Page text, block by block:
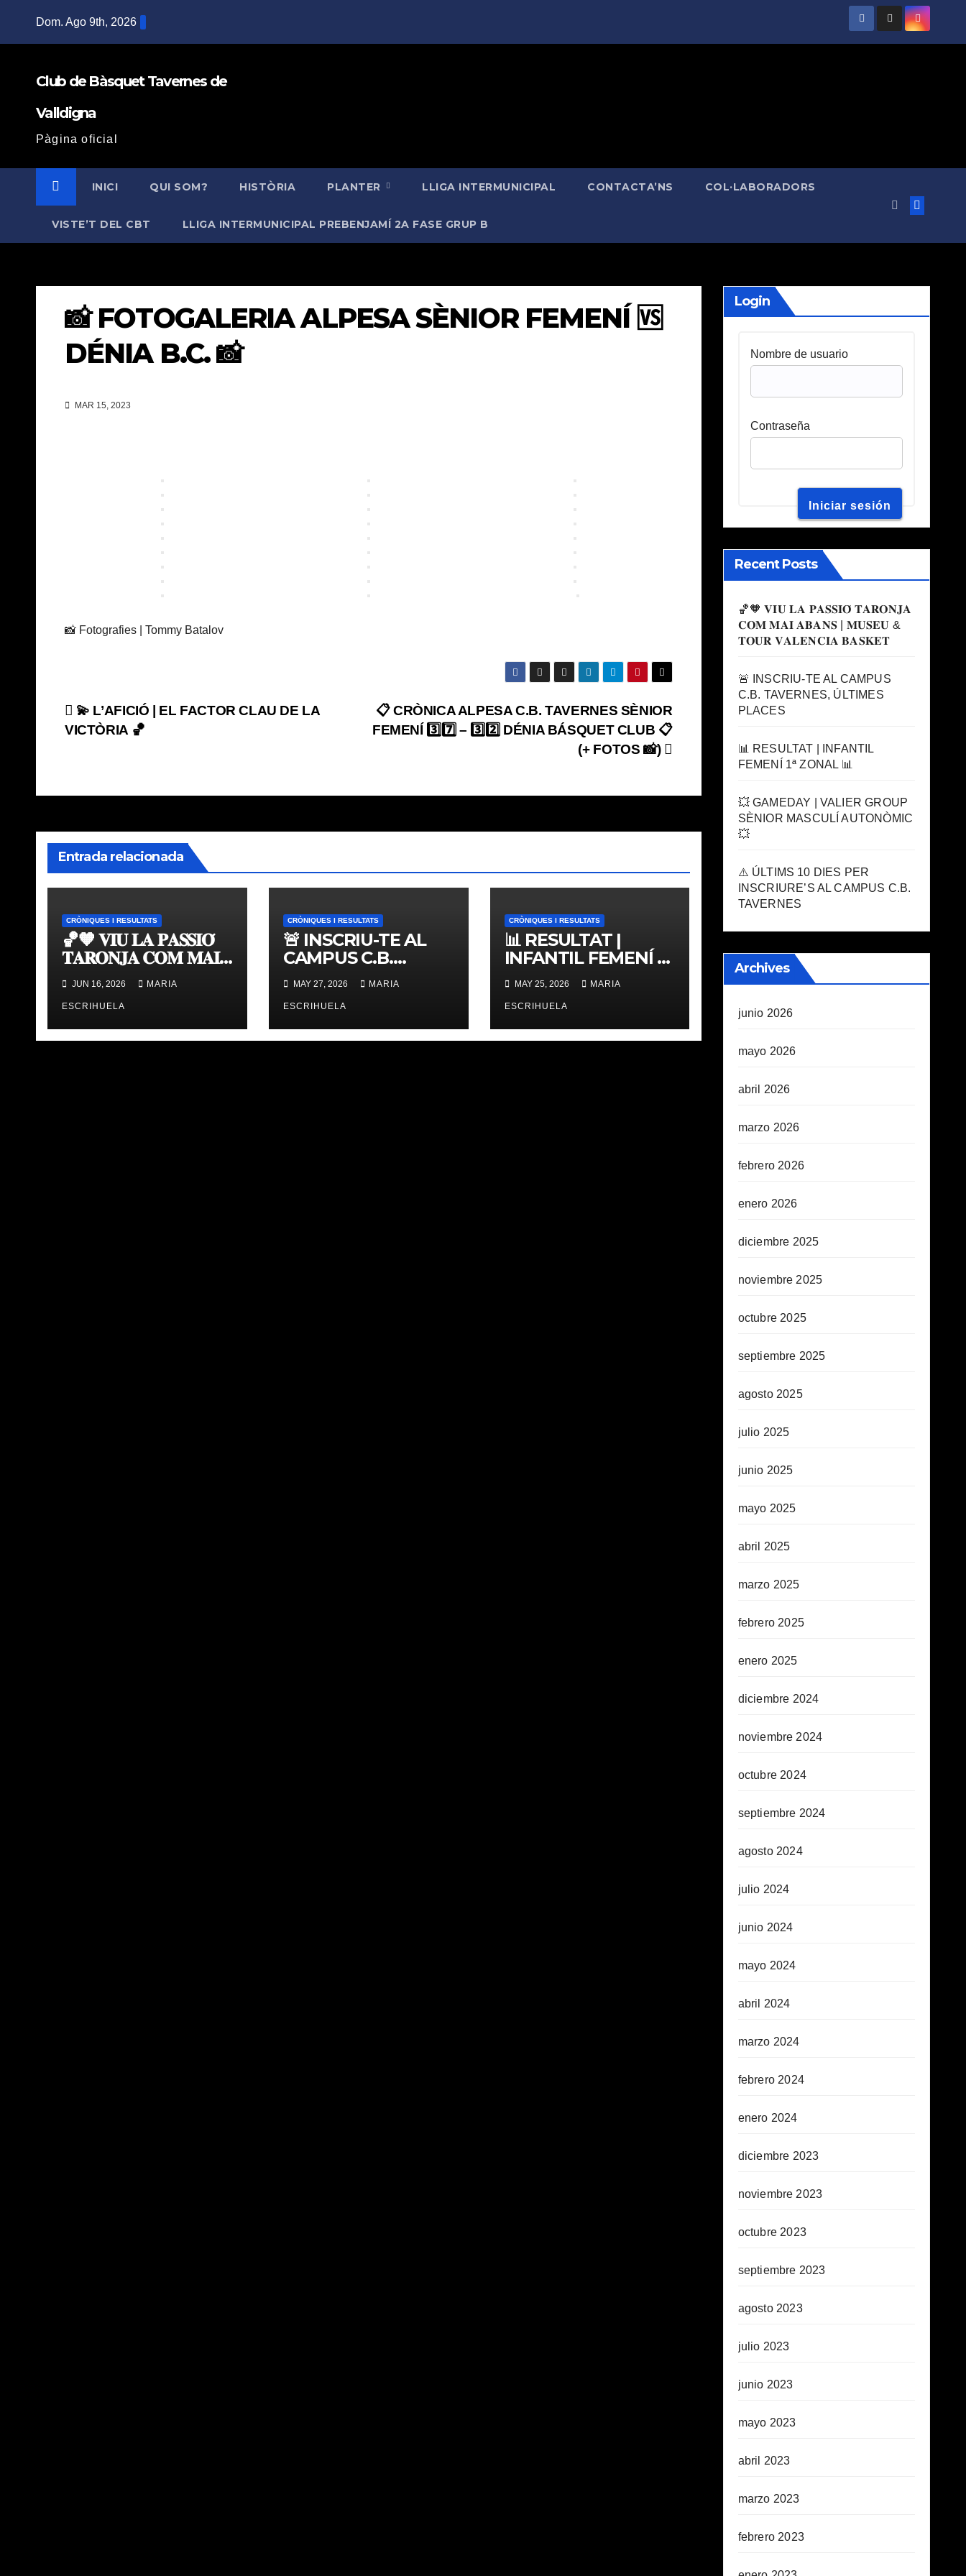
Dom. Ago 9th, 2026
Club de Bàsquet Tavernes de
Valldigna
Pàgina oficial
INICI QUI SOM? HISTÒRIA PLANTER LLIGA INTERMUNICIPAL CONTACTA’NS COL·LABORADORS
VISTE’T DEL CBT LLIGA INTERMUNICIPAL PREBENJAMÍ 2A FASE GRUP B
📸 FOTOGALERIA ALPESA SÈNIOR FEMENÍ 🆚
DÉNIA B.C. 📸
MAR 15, 2023
📸 Fotografies | Tommy Batalov
Navegación
📋 CRÒNICA ALPESA C.B. TAVERNES SÈNIOR
FEMENÍ 3️⃣7️⃣ – 3️⃣2️⃣ DÉNIA BÁSQUET CLUB 📋
(+ FOTOS 📸)
💫 L’AFICIÓ | EL FACTOR CLAU DE LA
VICTÒRIA 🏀
Entrada relacionada
CRÒNIQUES I RESULTATS
🏀🧡 𝐕𝐈𝐔 𝐋𝐀 𝐏𝐀𝐒𝐒𝐈𝐎́
𝐓𝐀𝐑𝐎𝐍𝐉𝐀 𝐂𝐎𝐌 𝐌𝐀𝐈
𝐀𝐁𝐀𝐍𝐒 | 𝐌𝐔𝐒𝐄𝐔 &
𝐓𝐎𝐔𝐑 𝐕𝐀𝐋𝐄𝐍𝐂𝐈𝐀
𝐁𝐀𝐒𝐊𝐄𝐓
JUN 16, 2026 MARIA
ESCRIHUELA
CRÒNIQUES I RESULTATS
🚨 INSCRIU-TE AL
CAMPUS C.B.
TAVERNES,
ÚLTIMES PLACES
MAY 27, 2026 MARIA
ESCRIHUELA
CRÒNIQUES I RESULTATS
📊 RESULTAT |
INFANTIL FEMENÍ 1ª
ZONAL 📊
MAY 25, 2026 MARIA
ESCRIHUELA
Login
Nombre de usuario
Contraseña
Recent Posts
🏀🧡 𝐕𝐈𝐔 𝐋𝐀 𝐏𝐀𝐒𝐒𝐈𝐎́ 𝐓𝐀𝐑𝐎𝐍𝐉𝐀
𝐂𝐎𝐌 𝐌𝐀𝐈 𝐀𝐁𝐀𝐍𝐒 | 𝐌𝐔𝐒𝐄𝐔 &
𝐓𝐎𝐔𝐑 𝐕𝐀𝐋𝐄𝐍𝐂𝐈𝐀 𝐁𝐀𝐒𝐊𝐄𝐓
🚨 INSCRIU-TE AL CAMPUS
C.B. TAVERNES, ÚLTIMES
PLACES
📊 RESULTAT | INFANTIL
FEMENÍ 1ª ZONAL 📊
💥 GAMEDAY | VALIER GROUP
SÈNIOR MASCULÍ AUTONÒMIC
💥
⚠️ ÚLTIMS 10 DIES PER
INSCRIURE’S AL CAMPUS C.B.
TAVERNES
Archives
junio 2026
mayo 2026
abril 2026
marzo 2026
febrero 2026
enero 2026
diciembre 2025
noviembre 2025
octubre 2025
septiembre 2025
agosto 2025
julio 2025
junio 2025
mayo 2025
abril 2025
marzo 2025
febrero 2025
enero 2025
diciembre 2024
noviembre 2024
octubre 2024
septiembre 2024
agosto 2024
julio 2024
junio 2024
mayo 2024
abril 2024
marzo 2024
febrero 2024
enero 2024
diciembre 2023
noviembre 2023
octubre 2023
septiembre 2023
agosto 2023
julio 2023
junio 2023
mayo 2023
abril 2023
marzo 2023
febrero 2023